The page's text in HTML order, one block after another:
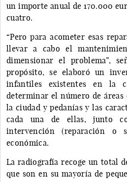
un importe anual de 170.000
cuatro.
“Pero para acometer esas
llevar a cabo el
dimensionar el problema”,
propósito, se elaboró un
infantiles existentes en la
determinar el número de áreas
la ciudad y pedanías y las
cada una de ellas, junto
intervención (reparación o
económica.
La radiografía recoge un total
que son en su mayoría de